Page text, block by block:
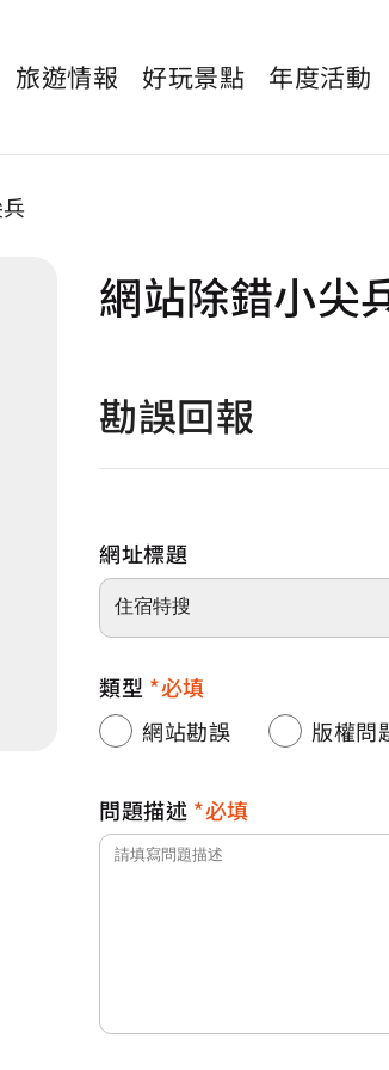
旅遊情報 好玩景點 年度活動
網站除錯小尖
勘誤回報
網址標題
類型
必填
網站勘誤
版權問
問題描述 必填